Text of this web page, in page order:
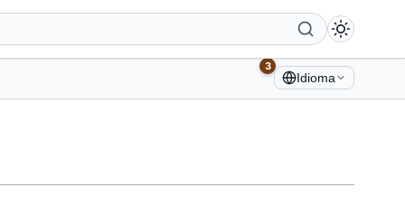
3
Idioma